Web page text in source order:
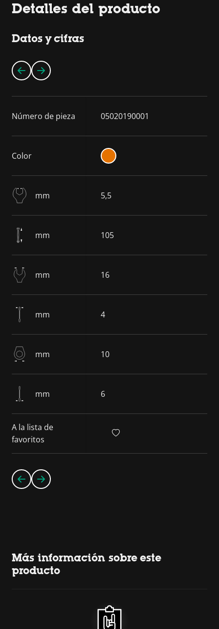
Detalles del producto
Datos y cifras
Número de pieza 05020190001
Color
mm 5,5
mm 105
mm 16
mm 4
mm 10
mm 6
A la lista de
favoritos
Más información sobre este
producto